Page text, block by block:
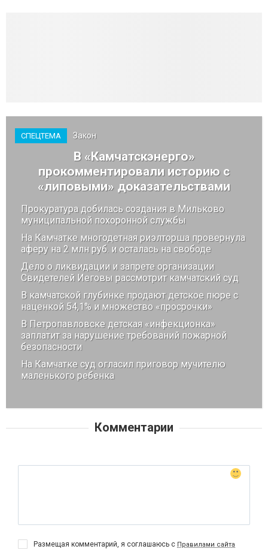
СПЕЦТЕМА Закон
В «Камчатскэнерго»
прокомментировали историю с
«липовыми» доказательствами
Прокуратура добилась создания в Мильково
муниципальной похоронной службы
На Камчатке многодетная риэлторша провернула
аферу на 2 млн руб. и осталась на свободе
Дело о ликвидации и запрете организации
Свидетелей Иеговы рассмотрит камчатский суд
В камчатской глубинке продают детское пюре с
наценкой 54,1% и множество «просрочки»
В Петропавловске детская «инфекционка»
заплатит за нарушение требований пожарной
безопасности
На Камчатке суд огласил приговор мучителю
маленького ребенка
Комментарии
Размещая комментарий, я соглашаюсь с Правилами сайта